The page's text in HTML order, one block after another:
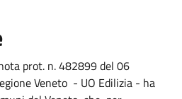
prot. n. 482899 del 06
Veneto - UO Edilizia - ha